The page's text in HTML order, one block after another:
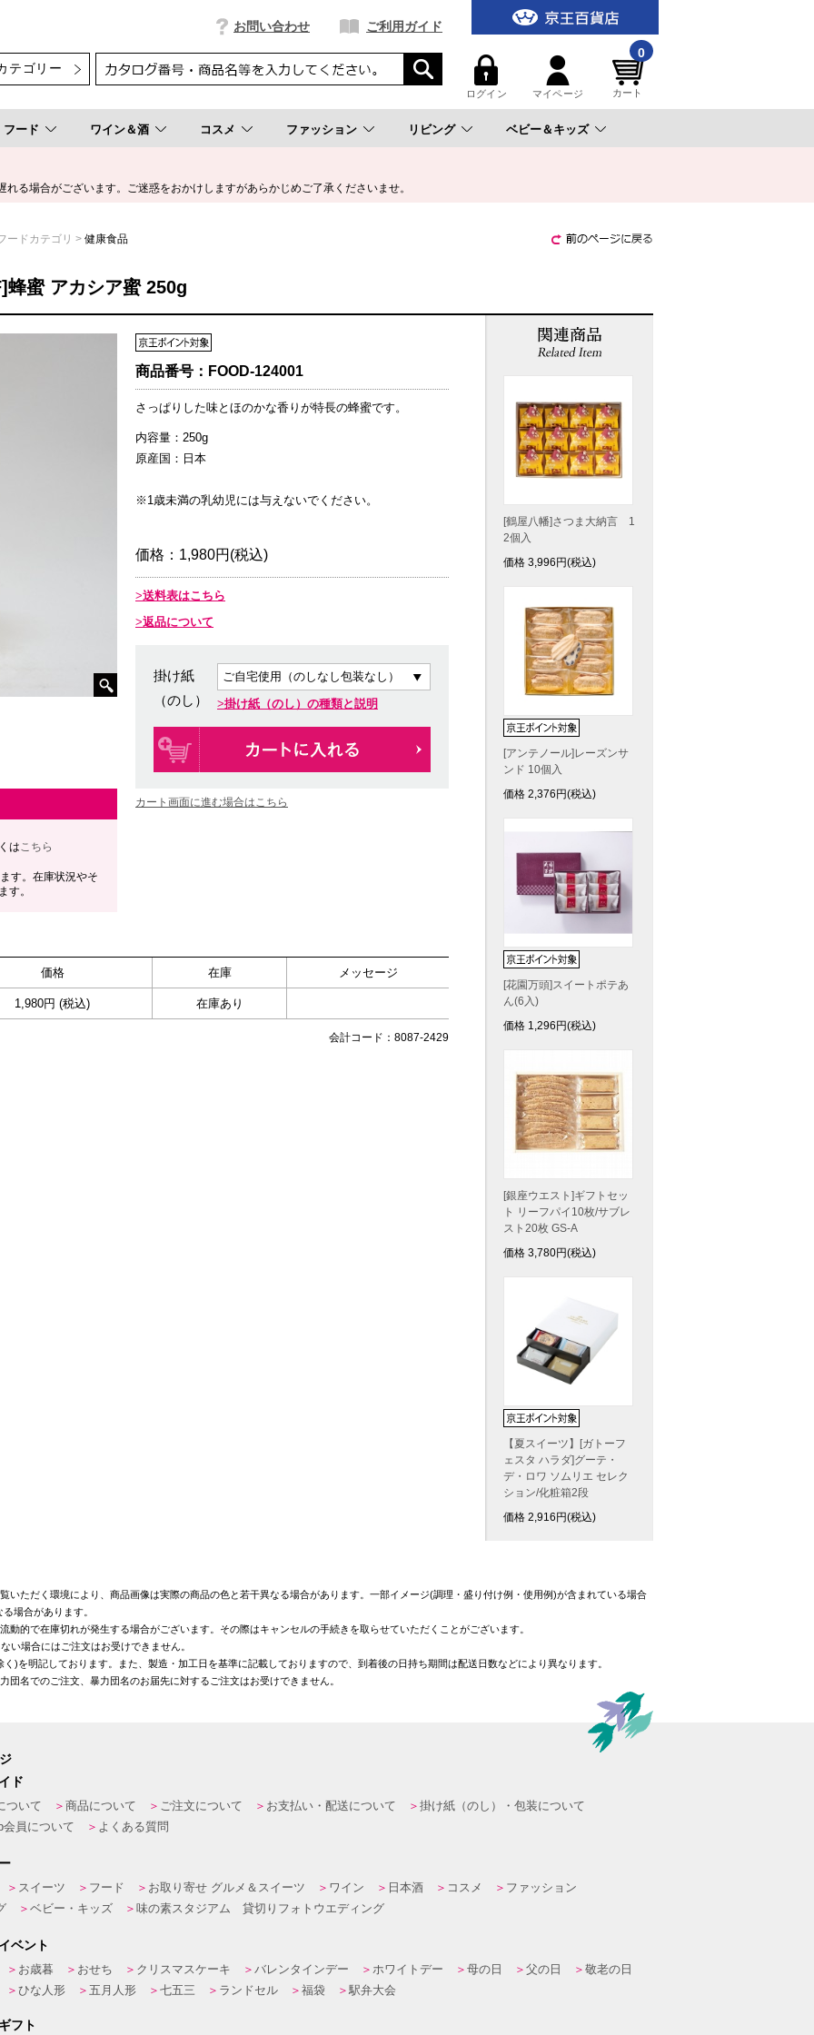
お問い合わせ ご利用ガイド
ログイン マイページ
0
カート
フード ワイン＆酒 コスメ ファッション リビング ベビー＆キッズ
る場合がございます。ご迷惑をおかけしますがあらかじめご了承くださいませ。
ードカテゴリ 健康食品
蜂蜜 アカシア蜜 250g
はこちら
す。在庫状況やそ
す。
商品番号： FOOD-124001
さっぱりした味とほのかな香りが特長の蜂蜜です。
内容量：250g
原産国：日本
※1歳未満の乳幼児には与えないでください。
価格： 1,980円(税込)
送料表はこちら
返品について
掛け紙
（のし）
掛け紙（のし）の種類と説明
カート画面に進む場合はこちら
価格 在庫 メッセージ
1,980円 (税込) 在庫あり
会計コード：8087-2429
[鶴屋八幡]さつま大納言 1
2個入
価格 3,996 円(税込)
[アンテノール]レーズンサ
ンド 10個入
価格 2,376 円(税込)
[花園万頭]スイートポテあ
ん(6入)
価格 1,296 円(税込)
[銀座ウエスト]ギフトセッ
ト リーフパイ10枚/サブレ
スト20枚 GS-A
価格 3,780円(税込)
【夏スイーツ】[ガトーフ
ェスタ ハラダ]グーテ・
デ・ロワ ソムリエ セレク
ション/化粧箱2段
価格 2,916 円(税込)
いただく環境により、商品画像は実際の商品の色と若干異なる場合があります。一部イメージ(調理・盛り付け例・使用例)が含まれている場合
場合があります。
動的で在庫切れが発生する場合がございます。その際はキャンセルの手続きを取らせていただくことがございます。
い場合にはご注文はお受けできません。
)を明記しております。また、製造・加工日を基準に記載しておりますので、到着後の日持ち期間は配送日数などにより異なります。
名でのご注文、暴力団名のお届先に対するご注文はお受けできません。
ド
ついて 商品について ご注文について お支払い・配送について
掛け紙（のし）・包装について
会員について
よくある質問
スイーツ フード お取り寄せ グルメ＆スイーツ ワイン 日本酒 コスメ
ファッション
ベビー・キッズ 味の素スタジアム 貸切りフォトウエディング
ベント
お歳暮 おせち クリスマスケーキ バレンタインデー ホワイトデー 母の日 父の日
敬老の日
ひな人形
五月人形 七五三 ランドセル 福袋 駅弁大会
フト